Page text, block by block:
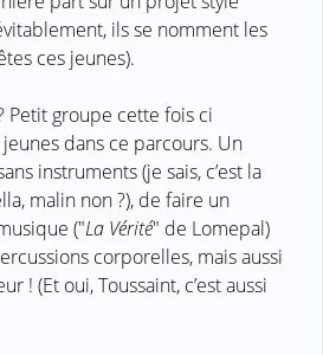
ils se nomment les
ces jeunes).
Petit groupe cette fois ci
dans ce parcours. Un
instruments (je sais, c’est la
malin non ?), de faire un
("La Vérité" de Lomepal)
corporelles, mais aussi
! (Et oui, Toussaint, c’est aussi